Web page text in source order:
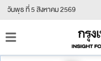
วันพุธ ที่ 5 สิงหาคม 2569